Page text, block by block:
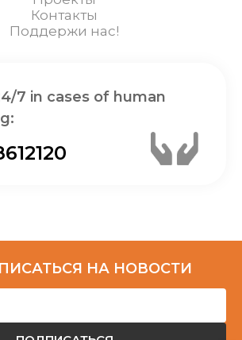
Контакты
Поддержи нас!
7 in cases of human
НА НОВОСТИ